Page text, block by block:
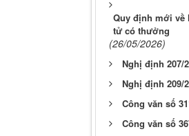
Quy định mới về
tử có thưởng
(26/05/2026)
Nghị định 207/
Nghị định 209/
Công văn số
Công văn số